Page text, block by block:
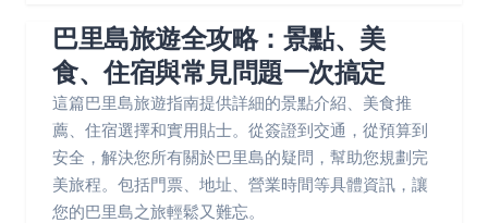
巴里島旅遊全攻略：景點、美
食、住宿與常見問題一次搞定
這篇巴里島旅遊指南提供詳細的景點介紹、美食推
薦、住宿選擇和實用貼士。從簽證到交通，從預算到
安全，解決您所有關於巴里島的疑問，幫助您規劃完
美旅程。包括門票、地址、營業時間等具體資訊，讓
您的巴里島之旅輕鬆又難忘。